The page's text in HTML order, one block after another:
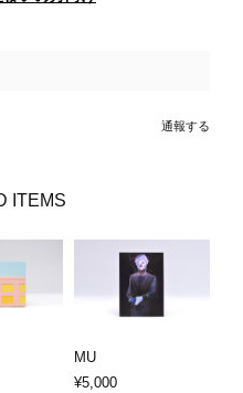
通報する
ITEMS
MU
¥5,000